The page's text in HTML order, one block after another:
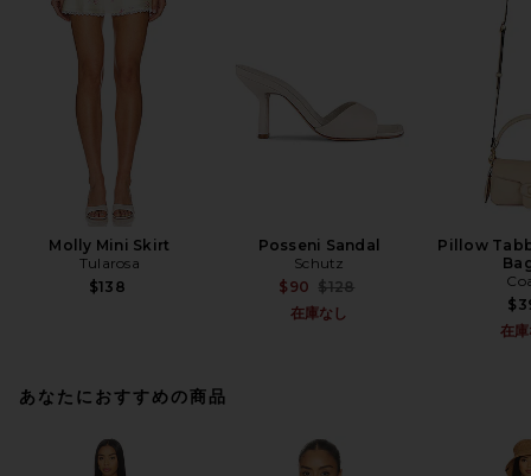
Molly Mini Skirt
Tularosa
$138
Posseni Sandal
Schutz
$90 Previous price:
$128
在庫なし
Pillow
在
あなたにおすすめの商品